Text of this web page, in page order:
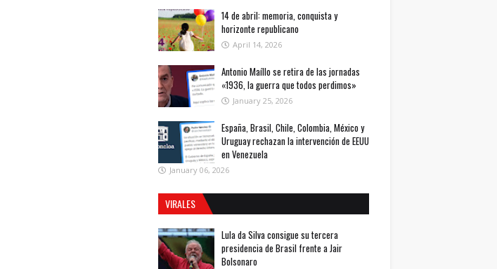
14 de abril: memoria, conquista y
horizonte republicano
April 14, 2026
Antonio Maíllo se retira de las jornadas
«1936, la guerra que todos perdimos»
January 25, 2026
España, Brasil, Chile, Colombia, México y
Uruguay rechazan la intervención de EEUU
en Venezuela
January 06, 2026
VIRALES
Lula da Silva consigue su tercera
presidencia de Brasil frente a Jair
Bolsonaro